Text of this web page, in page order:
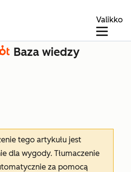
Valikko
Baza wiedzy
tego artykułu jest
dla wygody. Tłumaczenie
za pomocą